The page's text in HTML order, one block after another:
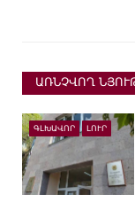
ԱՌՆՉՎՈՂ
ԳԼԽԱՎՈՐ ԼՈՒՐ